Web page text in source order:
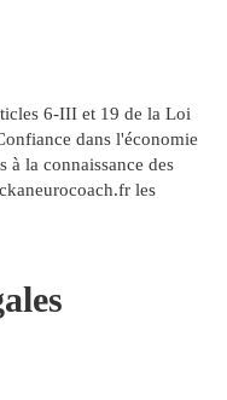
6-III et 19 de la Loi
dans l'économie
la connaissance des
les